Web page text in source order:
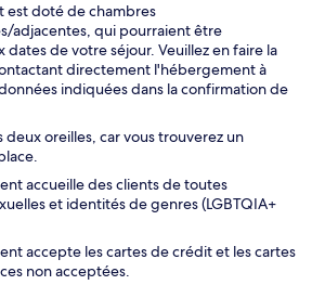
est doté de chambres
adjacentes, qui pourraient être
dates de votre séjour. Veuillez en faire la
directement l'hébergement à
indiquées dans la confirmation de
deux oreilles, car vous trouverez un
accueille des clients de toutes
et identités de genres (LGBTQIA+
accepte les cartes de crédit et les cartes
non acceptées.